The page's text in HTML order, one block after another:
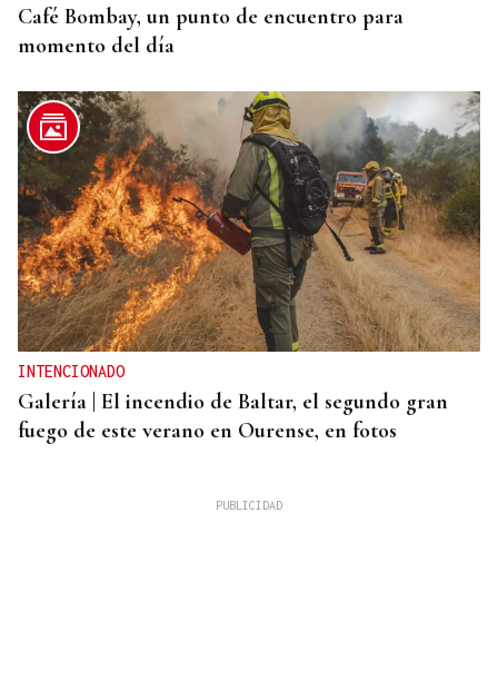
Café Bombay, un punto de encuentro para
momento del día
INTENCIONADO
Galería | El incendio de Baltar, el segundo gran
fuego de este verano en Ourense, en fotos